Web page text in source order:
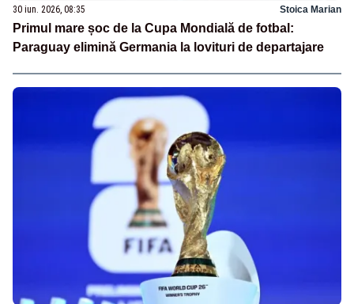
30 iun. 2026, 08:35 Stoica Marian
Primul mare șoc de la Cupa Mondială de fotbal:
Paraguay elimină Germania la lovituri de departajare